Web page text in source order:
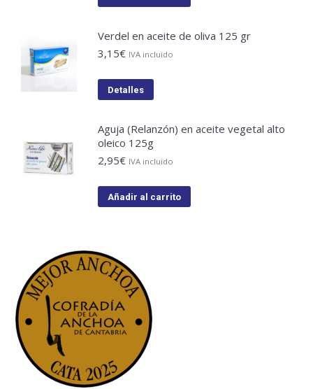
Verdel en aceite de oliva 125 gr
3,15€ IVA incluido
Detalles
Aguja (Relanzón) en aceite vegetal alto
oleico 125g
2,95€ IVA incluido
Añadir al carrito